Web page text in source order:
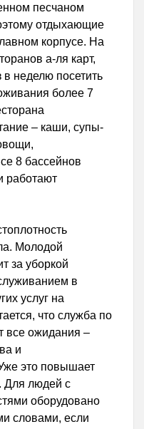
песчаном
отдыхающие
корпусе. На
а-ля карт,
неделю посетить
более 7
– каши, супы-
8 бассейнов
работают
Молодой
за уборкой
в
услуг на
что служба по
все ожидания –
и
это повышает
Для людей с
оборудовано
словами, если